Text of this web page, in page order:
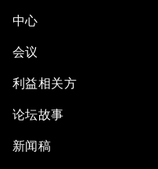
中心
会议
利益相关方
论坛故事
新闻稿